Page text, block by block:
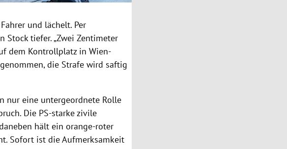
und lächelt. Per
Stock tiefer. „Zwei Zentimeter
dem Kontrollplatz in Wien-
die Strafe wird saftig
nur eine untergeordnete Rolle
Die PS-starke zivile
hält ein orange-roter
Sofort ist die Aufmerksamkeit